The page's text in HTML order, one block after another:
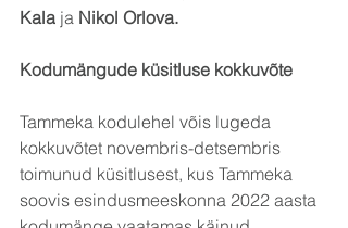
Kala ja Nikol Orlova.
Kodumängude küsitluse kokkuvõte
Tammeka kodulehel võis lugeda
kokkuvõtet novembris-detsembris
toimunud küsitlusest, kus Tammeka
soovis esindusmeeskonna 2022 aasta